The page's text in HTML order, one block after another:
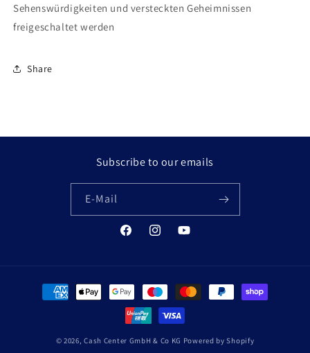
Sehenswürdigkeiten und versteckten Geheimnissen
freigeschaltet werden
Share
Subscribe to our emails
E-Mail
FacebookInstagramYouTube
Zahlungsmethoden
© 2026,Cash Center GmbH & Co KG Powered by Shopify